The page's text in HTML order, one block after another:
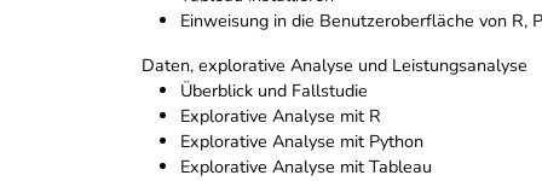
Einweisung in die Benutzeroberfläche von R,
Daten, explorative Analyse und Leistungsanalyse
Überblick und Fallstudie
Explorative Analyse mit R
Explorative Analyse mit Python
Explorative Analyse mit Tableau